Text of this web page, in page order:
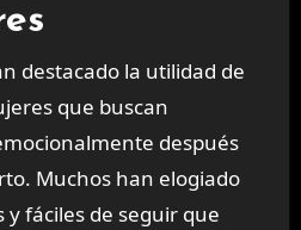
destacado la utilidad de
que buscan
después
Muchos han elogiado
y fáciles de seguir que